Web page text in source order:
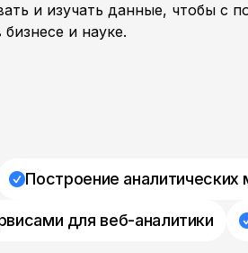
и изучать данные, чтобы с
и науке.
Построение аналитических
для веб-аналитики